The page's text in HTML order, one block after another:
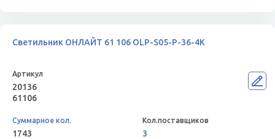
Светильник ОНЛАЙТ 61 106 OLP-S05-P-36-4K
20136
61106
1743 3